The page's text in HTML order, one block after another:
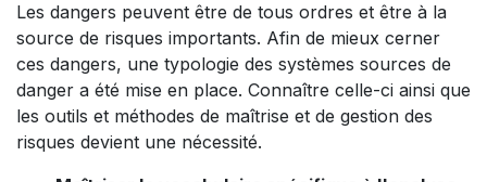
Les dangers peuvent être de tous ordres et être à la
source de risques importants. Afin de mieux cerner
ces dangers, une typologie des systèmes sources de
danger a été mise en place. Connaître celle-ci ainsi que
les outils et méthodes de maîtrise et de gestion des
risques devient une nécessité.